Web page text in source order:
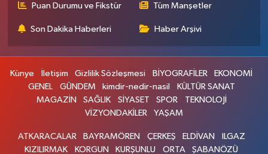
Puan Durumu ve Fikstür Tüm Manşetler
Son Dakika Haberleri Haber Arşivi
Künye İletişim Gizlilik Sözleşmesi BİYOGRAFİLER
EKONOMİ
GENEL
GÜNDEM kimdir-nedir-nasil
KÜLTÜR SANAT
MAGAZİN
SAĞLIK SİYASET SPOR
TEKNOLOJİ
VİZYONDAKİLER
YAŞAM
ATKARACALAR BAYRAMÖREN ÇERKEŞ ELDİVAN
ILGAZ
KIZILIRMAK
KORGUN KURŞUNLU ORTA ŞABANÖZÜ